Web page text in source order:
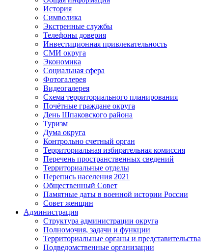
История
Символика
Экстренные службы
Телефоны доверия
Инвестиционная привлекательность
СМИ округа
Экономика
Социальная сфера
Фотогалерея
Видеогалерея
Схема территориального планирования
Почётные граждане округа
День Шпаковского района
Туризм
Дума округа
Контрольно счетный орган
Территориальная избирательная комиссия
Перечень пространственных сведений
Территориальные отделы
Перепись населения 2021
Общественный Совет
Памятные даты в военной истории России
Совет женщин
Администрация
Структура администрации округа
Полномочия, задачи и функции
Территориальные органы и представительства
Подведомственные организации